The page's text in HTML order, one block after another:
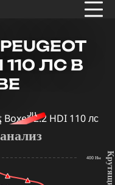
110 ЛС В
400 Нм